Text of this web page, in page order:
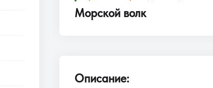
Морской волк
Описание: